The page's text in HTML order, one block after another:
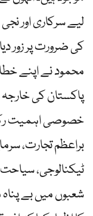
لیے سرکاری اور
کی ضرورت پر زور
محمود نے اپنے
پاکستان کی خارجہ
خصوصی اہمیت
براعظم تجارت،
ٹیکنالوجی،
شعبوں میں بے پناہ